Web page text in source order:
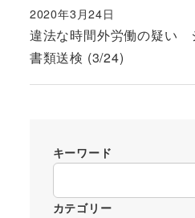
違法な時間外労働の疑い
書類送検 (3/24)
投稿日
2020年3月24日
キーワード
カテゴリー